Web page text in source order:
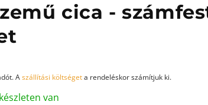
cica -
Aszállítási költségeta rendeléskor számítjuk ki.
van